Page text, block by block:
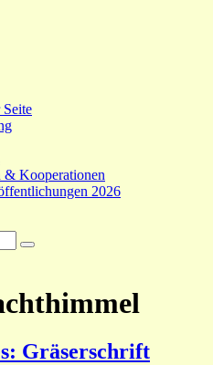
& Kooperationen
2026
Gräserschrift